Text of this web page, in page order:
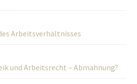
Arbeitsverhältnisses
und Arbeitsrecht – Abmahnung?